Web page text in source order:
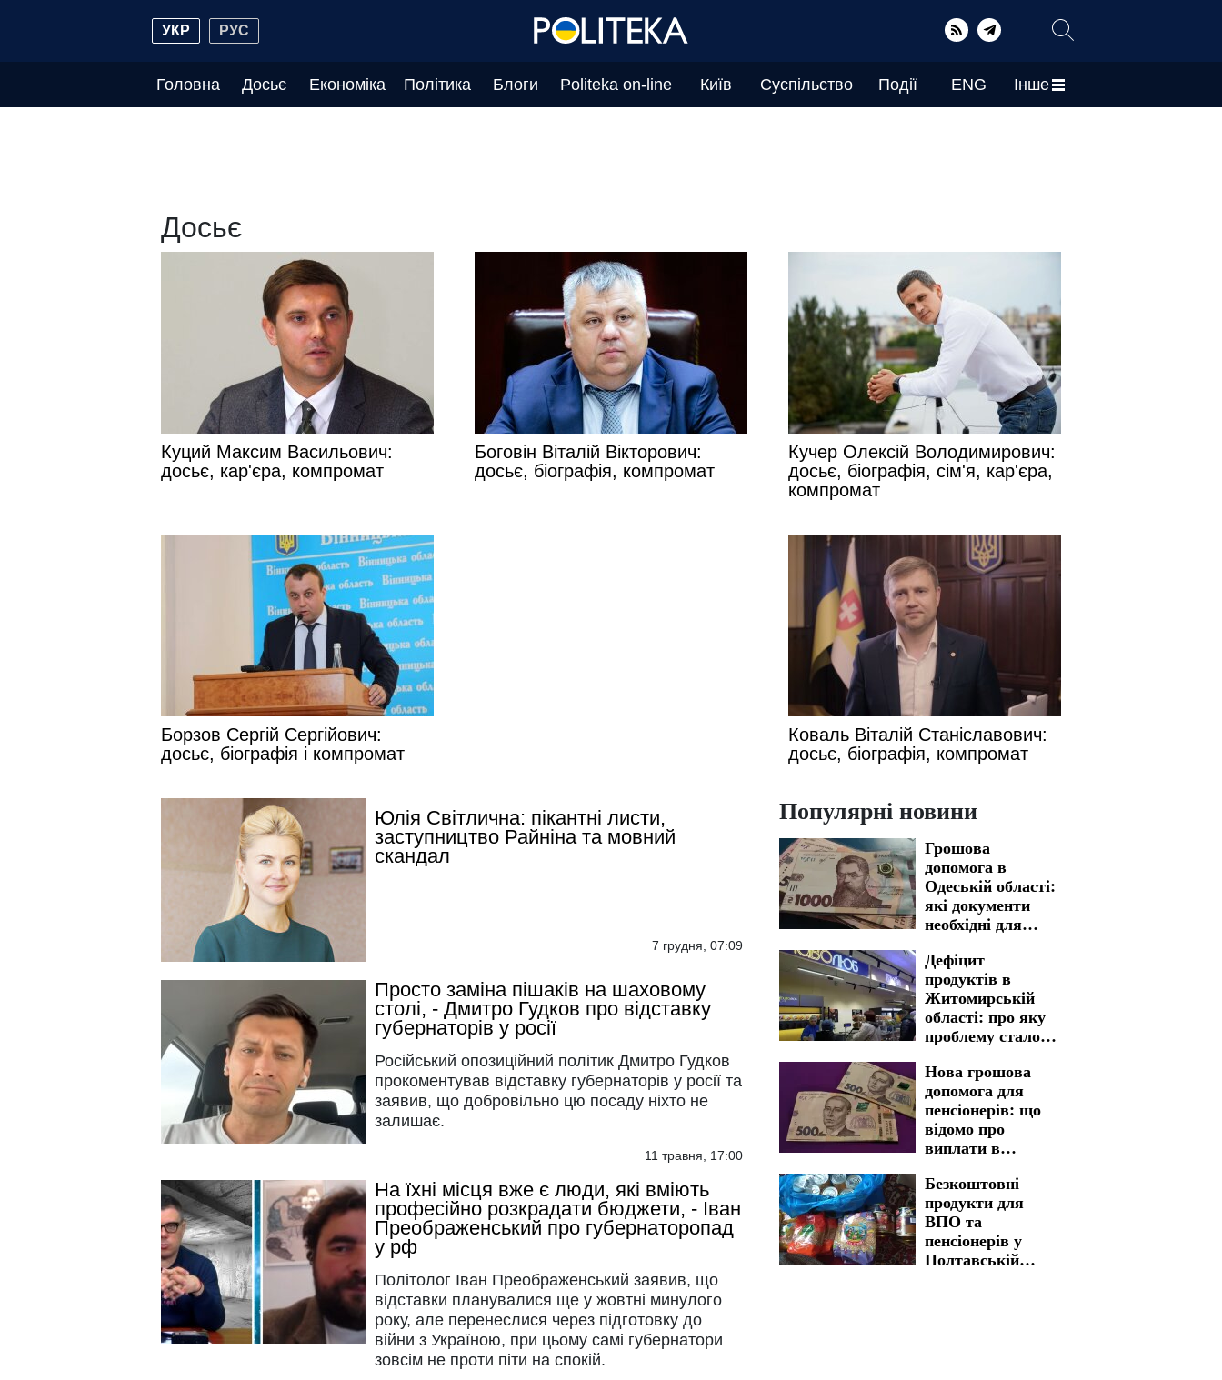
УКР РУС
Головна Досьє Економіка Політика Блоги Politeka on-line Київ Суспільство Події ENG Інше
Досьє
Куций Максим Васильович:
досьє, кар'єра, компромат
Боговін Віталій Вікторович:
досьє, біографія, компромат
Кучер Олексій Володимирович:
досьє, біографія, сім'я, кар'єра,
компромат
Борзов Сергій Сергійович:
досьє, біографія і компромат
Коваль Віталій Станіславович:
досьє, біографія, компромат
Юлія Світлична: пікантні листи,
заступництво Райніна та мовний
скандал
7 грудня, 07:09
Просто заміна пішаків на шаховому
столі, - Дмитро Гудков про відставку
губернаторів у росії
Російський опозиційний політик Дмитро Гудков
прокоментував відставку губернаторів у росії та
заявив, що добровільно цю посаду ніхто не
залишає.
11 травня, 17:00
На їхні місця вже є люди, які вміють
професійно розкрадати бюджети, - Іван
Преображенський про губернаторопад
у рф
Політолог Іван Преображенський заявив, що
відставки планувалися ще у жовтні минулого
року, але перенеслися через підготовку до
війни з Україною, при цьому самі губернатори
зовсім не проти піти на спокій.
Популярні новини
Грошова
допомога в
Одеській області:
які документи
необхідні для
отримання
Дефіцит
продуктів в
Житомирській
області: про яку
проблему стало
Нова грошова
допомога для
пенсіонерів: що
відомо про
виплати в
області
Безкоштовні
продукти для
ВПО та
пенсіонерів у
Полтавській